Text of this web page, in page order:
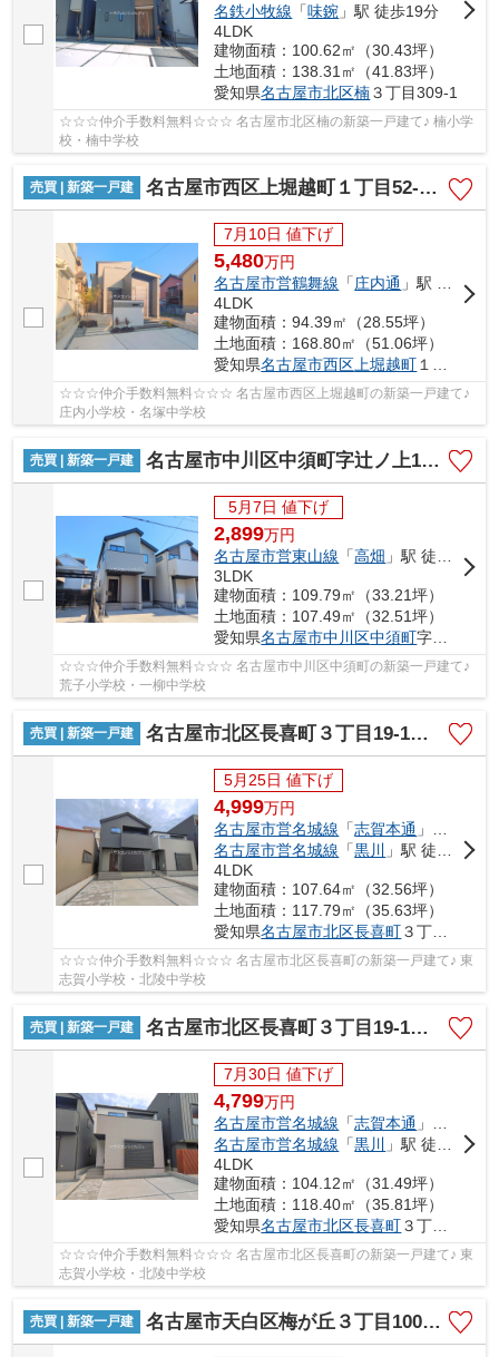
名鉄小牧線 「味鋺 」駅 徒歩19分
4LDK
建物面積：100.62㎡（30.43坪）
土地面積：138.31㎡（41.83坪）
愛知県名古屋市北区楠３丁目309-1
☆☆☆仲介手数料無料☆☆☆ 名古屋市北区楠の新築一戸建て♪ 楠小学
校・楠中学校
売買 | 新築一戸建 名古屋市西区上堀越町１丁目52-1【仲介手数料無料】新築一戸建て 1号棟
7月10日 値下げ
5,480万円
名古屋市営鶴舞線 「庄内通 」駅 徒歩13分
4LDK
建物面積：94.39㎡（28.55坪）
土地面積：168.80㎡（51.06坪）
愛知県名古屋市西区上堀越町１丁目52-1
☆☆☆仲介手数料無料☆☆☆ 名古屋市西区上堀越町の新築一戸建て♪
庄内小学校・名塚中学校
売買 | 新築一戸建 名古屋市中川区中須町字辻ノ上150-27【仲介手数料無料】新築一戸建て 1号棟
5月7日 値下げ
2,899万円
名古屋市営東山線 「高畑 」駅 徒歩25分
3LDK
建物面積：109.79㎡（33.21坪）
土地面積：107.49㎡（32.51坪）
愛知県名古屋市中川区中須町字辻ノ上150-27
☆☆☆仲介手数料無料☆☆☆ 名古屋市中川区中須町の新築一戸建て♪
荒子小学校・一柳中学校
売買 | 新築一戸建 名古屋市北区長喜町３丁目19-1【仲介手数料無料】新築一戸建て 1号棟
5月25日 値下げ
4,999万円
名古屋市営名城線 「志賀本通 」駅 徒歩13分
名古屋市営名城線 「黒川
」駅 徒歩15分
4LDK
建物面積：107.64㎡（32.56坪）
土地面積：117.79㎡（35.63坪）
愛知県名古屋市北区長喜町３丁目19-1
☆☆☆仲介手数料無料☆☆☆ 名古屋市北区長喜町の新築一戸建て♪ 東
志賀小学校・北陵中学校
売買 | 新築一戸建 名古屋市北区長喜町３丁目19-1【仲介手数料無料】新築一戸建て 2号棟
7月30日 値下げ
4,799万円
名古屋市営名城線 「志賀本通 」駅 徒歩13分
名古屋市営名城線 「黒川
」駅 徒歩15分
4LDK
建物面積：104.12㎡（31.49坪）
土地面積：118.40㎡（35.81坪）
愛知県名古屋市北区長喜町３丁目19-1
☆☆☆仲介手数料無料☆☆☆ 名古屋市北区長喜町の新築一戸建て♪ 東
志賀小学校・北陵中学校
売買 | 新築一戸建 名古屋市天白区梅が丘３丁目1001【仲介手数料無料】新築一戸建て 1号棟